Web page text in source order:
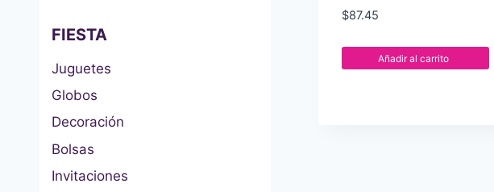
$87.45
Añadir al carrito
FIESTA
Juguetes
Globos
Decoración
Bolsas
Invitaciones